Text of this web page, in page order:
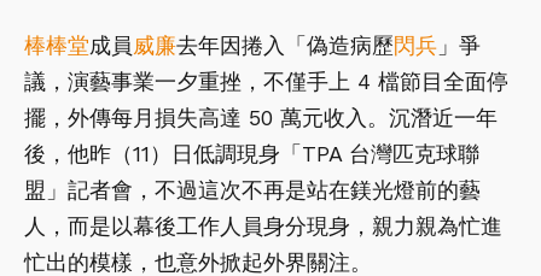
棒棒堂成員威廉去年因捲入「偽造病歷閃兵 」爭
議，演藝事業一夕重挫，不僅手上 4 檔節目全面停
擺，外傳每月損失高達 50 萬元收入。沉潛近一年
後，他昨（11）日低調現身「TPA 台灣匹克球聯
盟」記者會，不過這次不再是站在鎂光燈前的藝
人，而是以幕後工作人員身分現身，親力親為忙進
忙出的模樣，也意外掀起外界關注。